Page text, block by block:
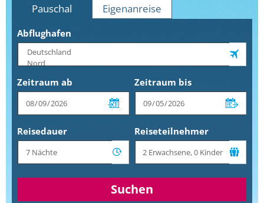
Pauschal Eigenanreise
Abflughafen
Zeitraum ab Zeitraum bis
Reisedauer Reiseteilnehmer
Suchen